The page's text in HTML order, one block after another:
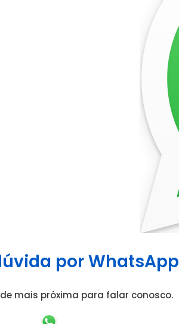
por WhatsApp
mais próxima para falar conosco.